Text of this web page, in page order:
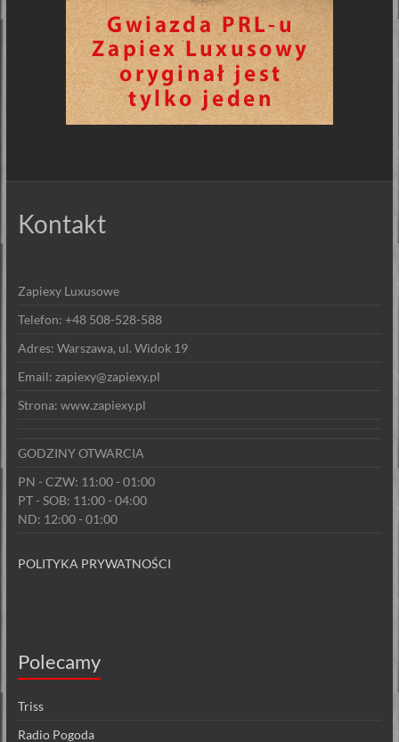
Kontakt
Zapiexy Luxusowe
Telefon: +48 508-528-588
Adres: Warszawa, ul. Widok 19
Email: zapiexy@zapiexy.pl
Strona: www.zapiexy.pl
GODZINY OTWARCIA
PN - CZW: 11:00 - 01:00
PT - SOB: 11:00 - 04:00
ND: 12:00 - 01:00
POLITYKA PRYWATNOŚCI
Polecamy
Triss
Radio Pogoda